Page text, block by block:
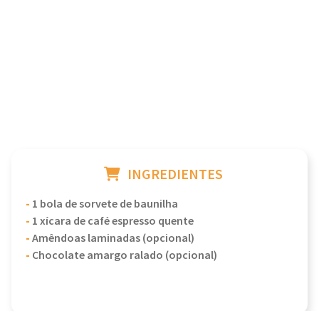
INGREDIENTES
- 1 bola de sorvete de baunilha
- 1 xícara de café espresso quente
-Amêndoas laminadas (opcional)
- Chocolate amargo ralado (opcional)